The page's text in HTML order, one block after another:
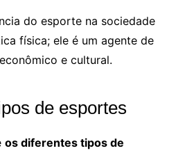
do esporte na sociedade
física; ele é um agente de
e cultural.
de esportes
os diferentes tipos de